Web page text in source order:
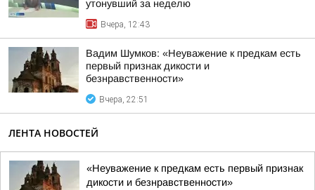
утонувший за неделю
Вчера, 12:43
Вадим Шумков: «Неуважение к предкам есть
первый признак дикости и
безнравственности»
Вчера, 22:51
ЛЕНТА НОВОСТЕЙ
«Неуважение к предкам есть первый признак
дикости и безнравственности»